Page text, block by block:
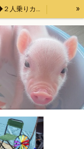
宗像市◆２人乗りカヤックレンタル
特定商取引法表記
»